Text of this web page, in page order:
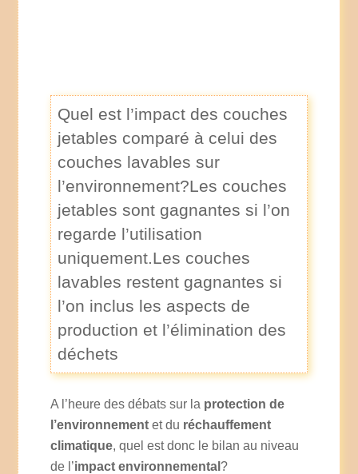
Quel est l’impact des couches
jetables comparé à celui des
couches lavables sur
l’environnement?Les couches
jetables sont gagnantes si l’on
regarde l’utilisation
uniquement.Les couches
lavables restent gagnantes si
l’on inclus les aspects de
production et l’élimination des
déchets
A l’heure des débats sur la protection de
l’environnement et du réchauffement
climatique, quel est donc le bilan au niveau
de l’impact environnemental ?